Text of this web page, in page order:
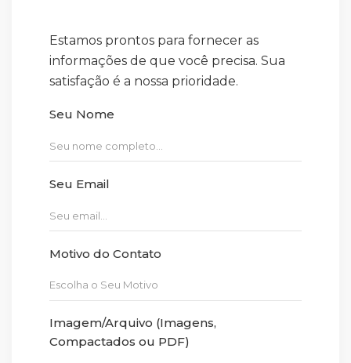
Estamos prontos para fornecer as
informações de que você precisa. Sua
satisfação é a nossa prioridade.
Seu Nome
Seu Email
Motivo do Contato
Imagem/Arquivo (Imagens,
Compactados ou PDF)